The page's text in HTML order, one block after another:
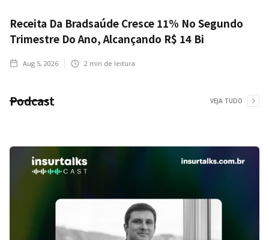
Receita Da Bradsaúde Cresce 11% No Segundo
Trimestre Do Ano, Alcançando R$ 14 Bi
Aug 5, 2026 2 min de leitura
Podcast VEJA TUDO